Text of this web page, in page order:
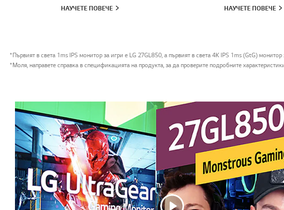
НАУЧЕТЕ ПОВЕЧЕ НАУЧЕТЕ ПОВЕЧЕ
*Първият в света 1ms IPS монитор за игри е LG 27GL850, а първият в света 4K IPS 1ms (GtG)
*Моля, направете справка в спецификацията на продукта, за да проверите подробните